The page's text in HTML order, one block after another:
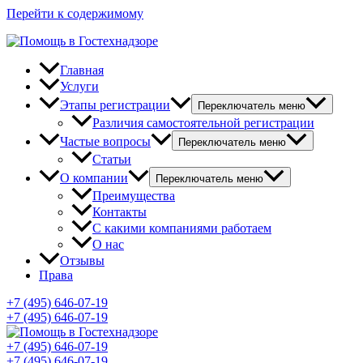
Перейти к содержимому
Главная
Услуги
Этапы регистрации
Переключатель меню
Различия самостоятельной регистрации
Частые вопросы
Переключатель меню
Статьи
О компании
Переключатель меню
Преимущества
Контакты
С какими компаниями работаем
О нас
Отзывы
Права
+7 (495) 646-07-19
+7 (495) 646-07-19
+7 (495) 646-07-19